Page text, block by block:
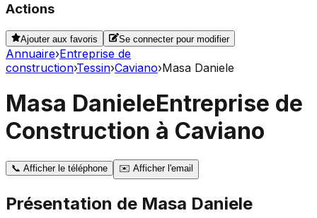
Actions
Ajouter aux favoris Se connecter pour modifier
Annuaire›Entreprise de
construction›Tessin›Caviano›Masa Daniele
Masa DanieleEntreprise de
Construction à Caviano
📞 Afficher le téléphone ✉️ Afficher l'email
Présentation de Masa Daniele